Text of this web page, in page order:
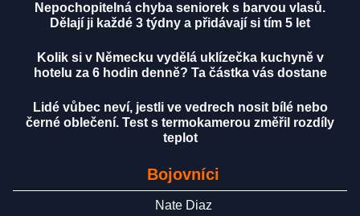
Nepochopitelná chyba seniorek s barvou vlasů.
Dělají ji každé 3 týdny a přidávají si tím 5 let
Kolik si v Německu vydělá uklízečka kuchyně v
hotelu za 6 hodin denně? Ta částka vás dostane
Lidé vůbec neví, jestli ve vedrech nosit bílé nebo
černé oblečení. Test s termokamerou změřil rozdíly
teplot
Bojovníci
Nate Diaz